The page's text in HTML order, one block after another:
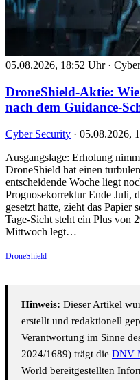
05.08.2026, 18:52 Uhr ·
DroneShield-Aktie:
nach dem Guidance-
Cyber Security · 05.08.2026,
Ausgangslage: Erholung
DroneShield hat einen
entscheidende Woche liegt
Prognosekorrektur Ende Juli,
gesetzt hatte, zieht das
Tage-Sicht steht ein Plus von
Mittwoch legt…
DroneShield
Hinweis: Dieser Artikel
erstellt und redaktionell
Verantwortung im Sinne
2024/1689) trägt die DNV
World bereitgestellten